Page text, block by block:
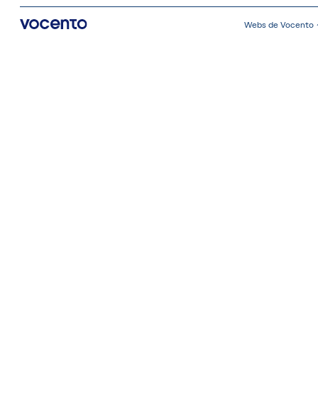
Webs de Vocento